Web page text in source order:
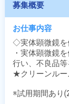
募集概要
お仕事内容
◇実体顕微鏡
・実体顕微鏡
行い、不良品等
★クリーンルー
※試用期間あり